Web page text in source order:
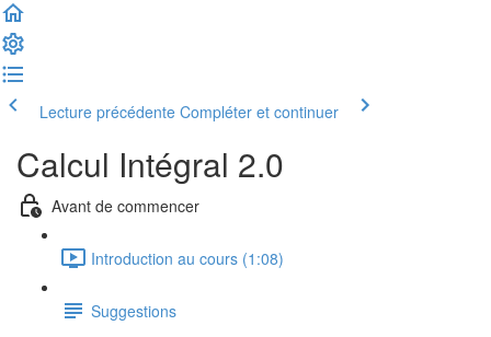
Lecture précédente Compléter et continuer
Calcul Intégral 2.0
Avant de commencer
Introduction au cours (1:08)
Suggestions